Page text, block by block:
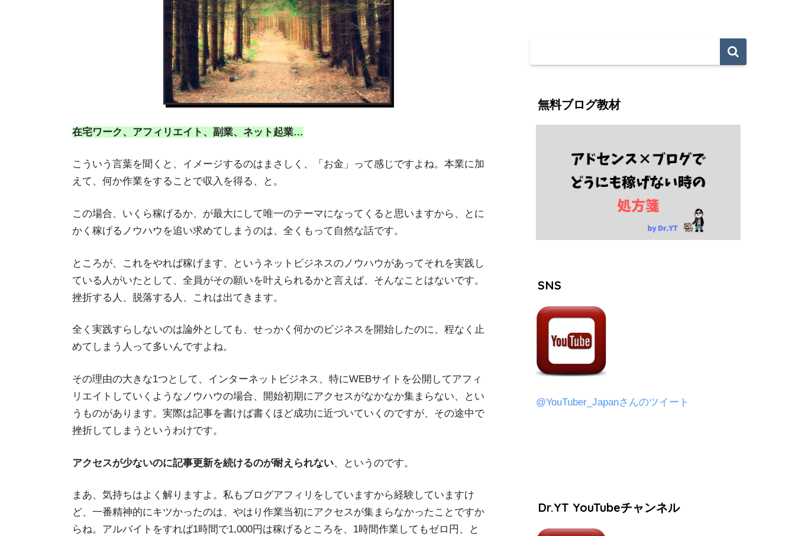
在宅ワーク、アフィリエイト、副業、ネット起業…
こういう言葉を聞くと、イメージするのはまさしく、「お金」って感じですよね。本業に加
えて、何か作業をすることで収入を得る、と。
この場合、 いくら稼げるか、が最大にして唯一のテーマになってくると思いますから、とに
かく稼げるノウハウを追い求めてしまうのは、全くもって自然な話です。
ところが、これをやれば稼げます、というネットビジネスのノウハウがあってそれを実践し
ている人がいたとして、全員がその願いを叶えられるかと言えば、そんなことはないです。
挫折する人、脱落する人、これは出てきます。
全く実践すらしないのは論外としても、せっかく何かのビジネスを開始したのに、程なく止
めてしまう人って多いんですよね。
その理由の大きな1つとして、インターネットビジネス、特にWEBサイトを公開してアフィ
リエイトしていくようなノウハウの場合、開始初期にアクセスがなかなか集まらない、とい
うものがあります。実際は記事を書けば書くほど成功に近づいていくのですが、その途中で
挫折してしまうというわけです。
アクセスが少ないのに記事更新を続けるのが耐えられない、というのです。
まあ、気持ちはよく解りますよ。私もブログアフィリをしていますから経験していますけ
ど、一番精神的にキツかったのは、やはり作業当初にアクセスが集まらなかったことですか
らね。アルバイトをすれば1時間で1,000円は稼げるところを、1時間作業してもゼロ円、と
無料ブログ教材
SNS
@YouTuber_Japanさんのツイート
Dr.YT YouTubeチャンネル